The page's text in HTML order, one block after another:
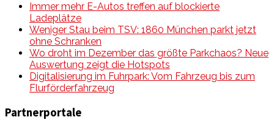
Immer mehr E-Autos treffen auf blockierte
Ladeplätze
Weniger Stau beim TSV: 1860 München parkt jetzt
ohne Schranken
Wo droht im Dezember das größte Parkchaos? Neue
Auswertung zeigt die Hotspots
Digitalisierung im Fuhrpark: Vom Fahrzeug bis zum
Flurförderfahrzeug
Partnerportale